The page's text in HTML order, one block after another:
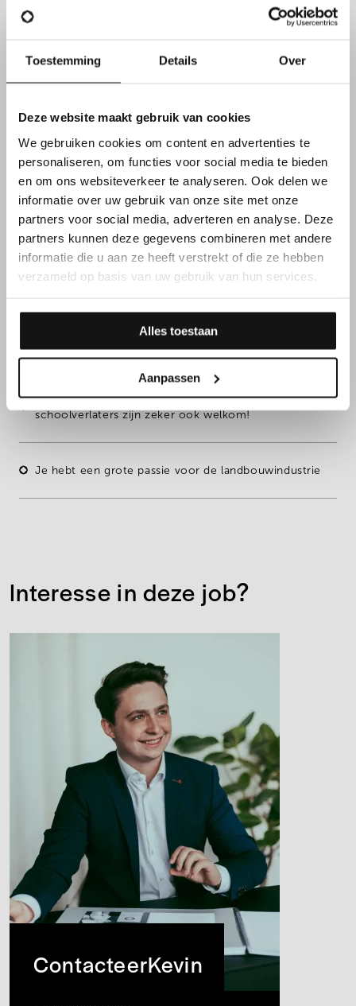
Toestemming Details Over
Deze website maakt gebruik van cookies
We gebruiken cookies om content en advertenties te
personaliseren, om functies voor social media te bieden
en om ons websiteverkeer te analyseren. Ook delen we
informatie over uw gebruik van onze site met onze
partners voor social media, adverteren en analyse. Deze
partners kunnen deze gegevens combineren met andere
informatie die u aan ze heeft verstrekt of die ze hebben
verzameld op basis van uw gebruik van hun services.
Alles toestaan
Aanpassen
FUNCTIEVEREISTEN
Daarnaast overtuig je met
jouw kennen & kunnen
Masterdiploma Bio-Ingenieur
Eeneerste ervaringis een meerwaarde, maar
schoolverlaterszijn zeker ook welkom!
Je hebt een grote passie voor de landbouwindustrie
Interesse in deze job?
ContacteerKevin